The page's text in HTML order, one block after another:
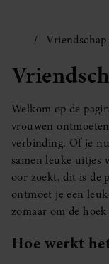
Welkom op de
vrouwen
verbinding. Of je
samen leuke uitjes
oor zoekt, dit is de
ontmoet je een
zomaar om de
Hoe werkt